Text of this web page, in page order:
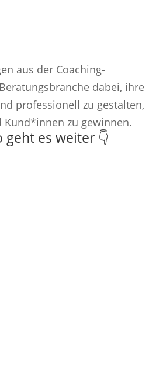
aus der Coaching-
dabei, ihre
professionell zu gestalten,
zu gewinnen.
es weiter 👇